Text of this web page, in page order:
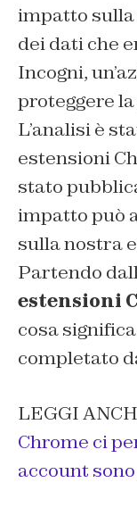
impatto sulla
dei dati che
Incogni,
proteggere
L’analisi è
estensioni
stato
impatto può
sulla nostra
Partendo
estensioni
cosa
completato
LEGGI
Chrome ci
account